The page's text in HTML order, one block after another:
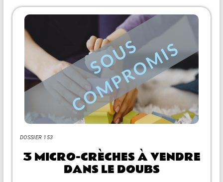
DOSSIER 153
3 MICRO-CRÈCHES À VENDRE
DANS LE DOUBS